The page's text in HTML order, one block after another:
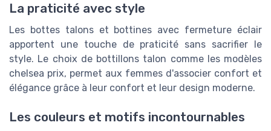
La praticité avec style
Les bottes talons et bottines avec fermeture éclair
apportent une touche de praticité sans sacrifier le
style. Le choix de bottillons talon comme les modèles
chelsea prix, permet aux femmes d'associer confort et
élégance grâce à leur confort et leur design moderne.
Les couleurs et motifs incontournables